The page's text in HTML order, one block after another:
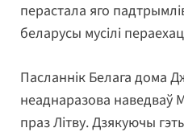
перастала яго
беларусы мусілі
Пасланнік Белага дома
неаднаразова наведваў
праз Літву. Дзякуючы